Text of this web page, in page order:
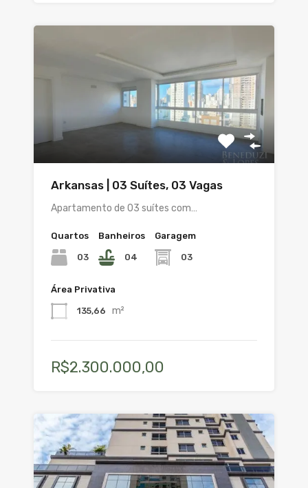
Arkansas | 03 Suítes, 03 Vagas
Apartamento de 03 suítes com…
Quartos
03
Banheiros
04
Garagem
03
Área Privativa
135,66 m²
R$2.300.000,00